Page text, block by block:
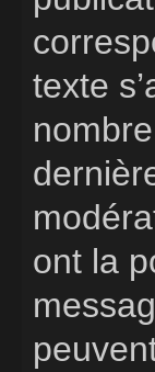
texte
ont la